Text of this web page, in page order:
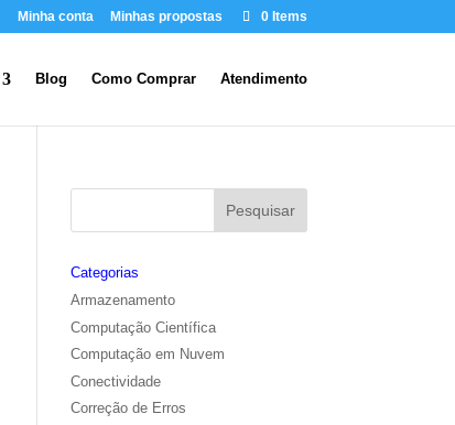
Minha conta Minhas propostas 0 Items
Blog Como Comprar Atendimento
Categorias
Armazenamento
Computação Científica
Computação em Nuvem
Conectividade
Correção de Erros